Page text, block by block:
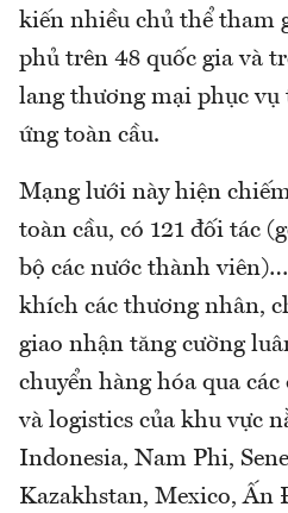
kiến nhiều chủ thể tham
phủ trên 48 quốc gia và
lang thương mại phục vụ
ứng toàn cầu.
Mạng lưới này hiện
toàn cầu, có 121 đối tác
bộ các nước thành
khích các thương nhân,
giao nhận tăng cường
chuyển hàng hóa qua
và logistics của khu vực
Indonesia, Nam Phi,
Kazakhstan, Mexico, Ấn